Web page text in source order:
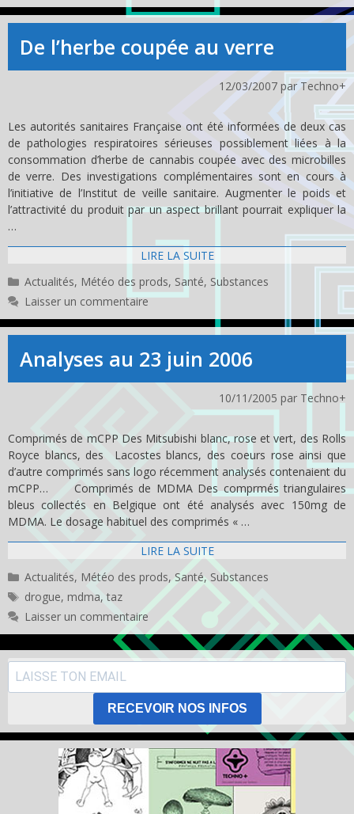
De l’herbe coupée au verre
12/03/2007 parTechno+
Les autorités sanitaires Française ont été informées de deux cas
de pathologies respiratoires sérieuses possiblement liées à la
consommation d’herbe de cannabis coupée avec des microbilles
de verre. Des investigations complémentaires sont en cours à
l’initiative de l’Institut de veille sanitaire. Augmenter le poids et
l’attractivité du produit par un aspect brillant pourrait expliquer la
…
LIRE LA SUITE
Catégories
Actualités, Météo des prods, Santé, Substances
Laisser un commentaire
Analyses au 23 juin 2006
10/11/2005 par Techno+
Comprimés de mCPP Des Mitsubishi blanc, rose et vert, des Rolls
Royce blancs, des Lacostes blancs, des coeurs rose ainsi que
d’autre comprimés sans logo récemment analysés contenaient du
mCPP… Comprimés de MDMA Des comprmés triangulaires
bleus collectés en Belgique ont été analysés avec 150mg de
MDMA. Le dosage habituel des comprimés « …
LIRE LA SUITE
Catégories
Actualités, Météo des prods,Santé,Substances
Étiquettes
drogue, mdma,taz
Laisser un commentaire
RECEVOIR NOS INFOS